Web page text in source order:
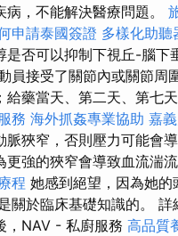
，不能解決醫療問題。
申請泰國簽證 多樣化助聽
否可以抑制下視丘-腦下
員接受了關節內或關節周
給藥當天、第二天、第七
務 海外抓姦專業協助 嘉
狹窄，否則壓力可能會
強的狹窄會導致血流湍
程 她感到絕望，因為她
關於臨床基礎知識的。
，NAV - 私廚服務 高品質